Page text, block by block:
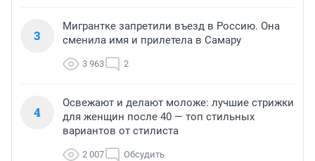
3
Мигрантке запретили въезд в Россию. Она
сменила имя и прилетела в Самару
3 963 2
4
Освежают и делают моложе: лучшие стрижки
для женщин после 40 — топ стильных
вариантов от стилиста
2 007 Обсудить